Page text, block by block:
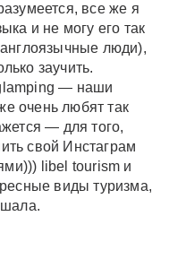
все же я
и не могу его так
люди),
заучить.
— наши
очень любят так
— для того,
свой Инстаграм
libel tourism и
виды туризма,